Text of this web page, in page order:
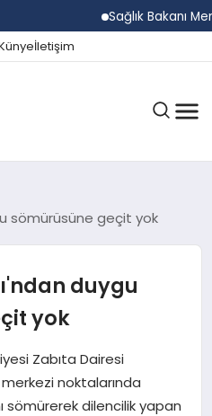
Sağlık Bakanı
İletişim
sömürüsüne geçit yok
duygu
yok
Zabıta Dairesi
merkezi noktalarında
sömürerek dilencilik yapan